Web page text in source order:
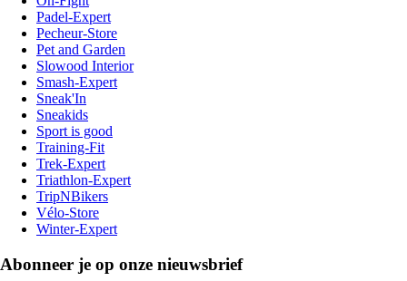
Padel-Expert
Pecheur-Store
Pet and Garden
Slowood Interior
Smash-Expert
Sneak'In
Sneakids
Sport is good
Training-Fit
Trek-Expert
Triathlon-Expert
TripNBikers
Vélo-Store
Winter-Expert
Abonneer je op onze nieuwsbrief